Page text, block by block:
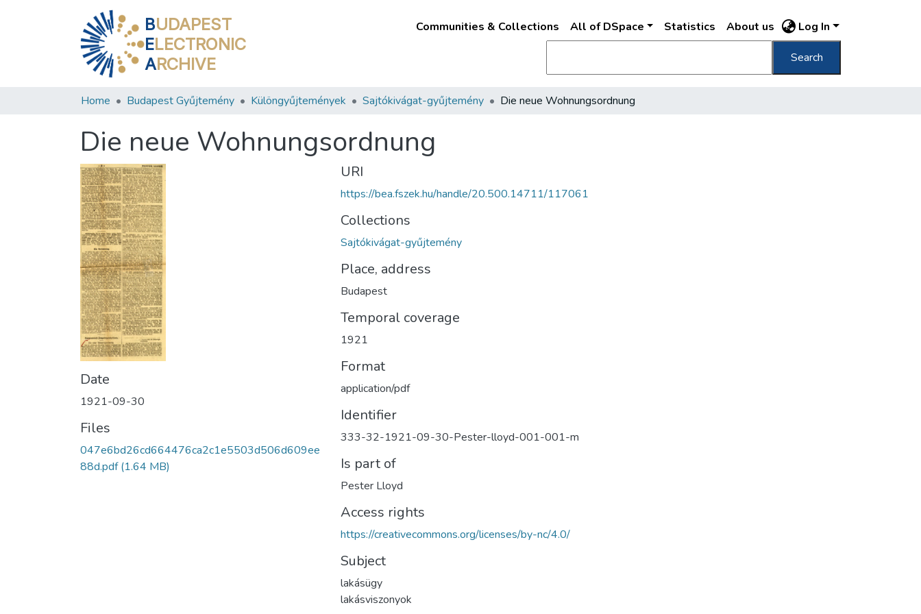
BUDAPEST
ELECTRONIC
ARCHIVE
Communities & Collections All of DSpace Statistics About us Log In
Search
Home Budapest Gyűjtemény Különgyűjtemények Sajtókivágat-gyűjtemény Die neue Wohnungsordnung
Die neue Wohnungsordnung
Date
1921-09-30
Files
047e6bd26cd664476ca2c1e5503d506d609ee
88d.pdf(1.64 MB)
URI
https://bea.fszek.hu/handle/20.500.14711/117061
Collections
Sajtókivágat-gyűjtemény
Place, address
Budapest
Temporal coverage
1921
Format
application/pdf
Identifier
333-32-1921-09-30-Pester-lloyd-001-001-m
Is part of
Pester Lloyd
Access rights
https://creativecommons.org/licenses/by-nc/4.0/
Subject
lakásügy
lakásviszonyok